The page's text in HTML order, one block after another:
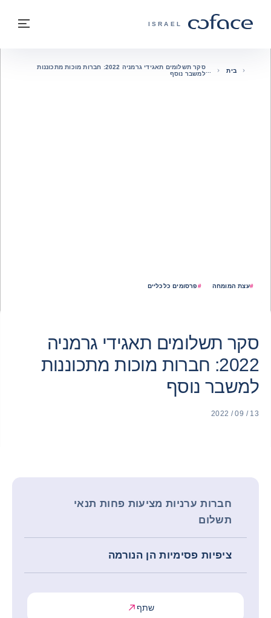
COFACE - אתר הקבוצה
ISRAEL
בחזרה לעמוד הבית
#עצת המומחה #פרסומים כלכליים
בית
סקר תשלומים תאגידי גרמניה 2022: חברות מוכות מתכוננות
למשבר נוסף
סקר תשלומים תאגידי גרמניה
2022: חברות מוכות מתכוננות
למשבר נוסף
13 / 09 / 2022
חברות ערניות מציעות פחות תנאי
תשלום
ציפיות פסימיות הן הנורמה
שתף